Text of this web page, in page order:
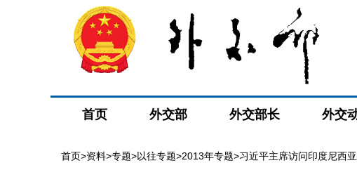
首页 外交部 外交部长 外交
首页>资料>专题>以往专题>2013年专题>习近平主席访问印度尼西